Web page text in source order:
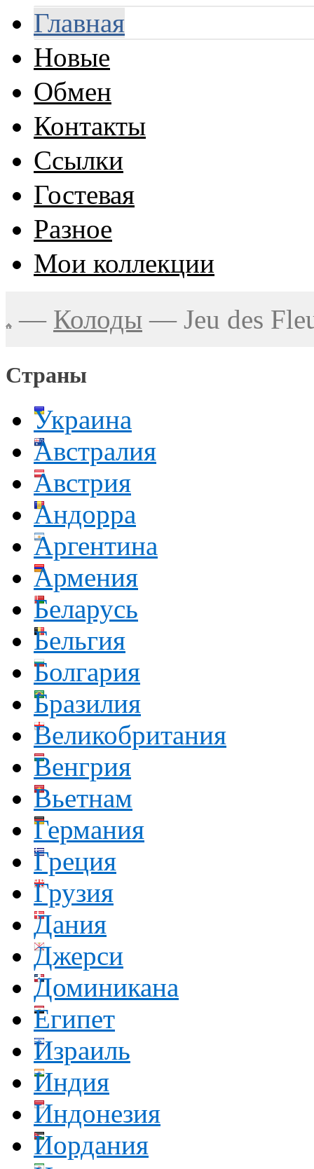
Главная
Новые
Обмен
Контакты
Ссылки
Гостевая
Разное
Мои коллекции
— Колоды — Jeu des
Страны
Украина
Австралия
Австрия
Андорра
Аргентина
Армения
Беларусь
Бельгия
Болгария
Бразилия
Великобритания
Венгрия
Вьетнам
Германия
Греция
Грузия
Дания
Джерси
Доминикана
Египет
Израиль
Индия
Индонезия
Иордания